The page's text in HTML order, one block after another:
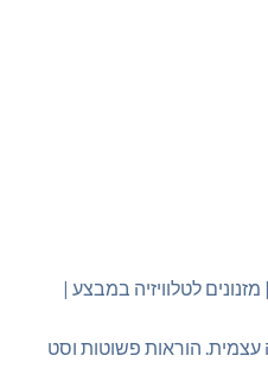
לטלוויזיה במבצע |
עצמית. הוראות פשוטות וסט